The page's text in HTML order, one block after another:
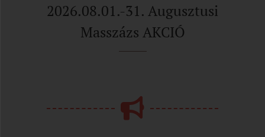
2026.08.01.-31. Augusztusi
Masszázs AKCIÓ